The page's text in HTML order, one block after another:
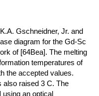
Gschneidner, Jr. and
diagram for the Gd-Sc
of [64Bea]. The melting
temperatures of
the accepted values.
also raised 3 C. The
using an optical